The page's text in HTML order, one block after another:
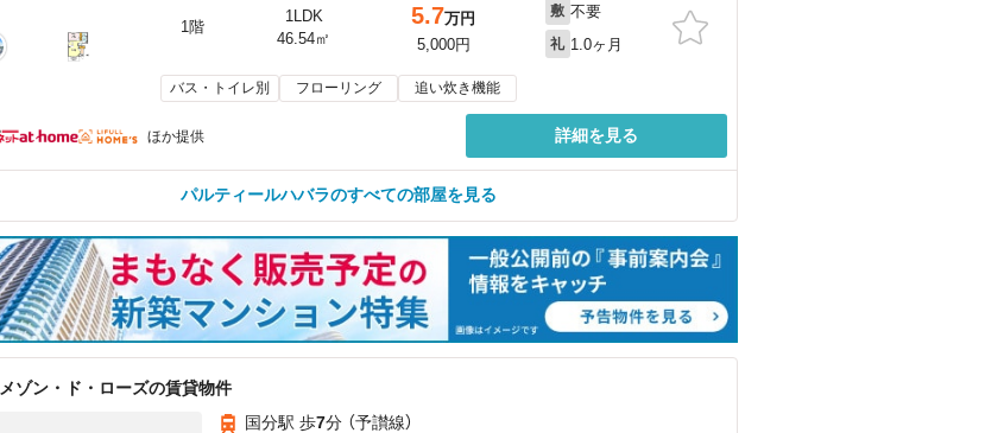
1階
1LDK
46.54㎡
5.7万円
5,000円
敷 不要
礼 1.0ヶ月
バス・トイレ別 フローリング 追い炊き機能
ほか提供 詳細を見る
パルティールハバラのすべての部屋を見る
メゾン・ド・ローズの賃貸物件
国分駅 歩7分 （予讃線）